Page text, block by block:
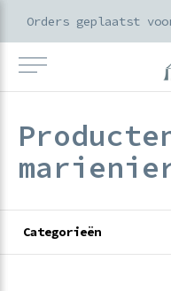
Categorieën